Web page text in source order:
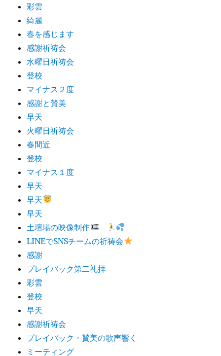
彩雲
綺麗
春を感じます
感謝祈祷会
水曜日祈祷会
登校
マイナス２度
感謝と賛美
早天
火曜日祈祷会
春間近
登校
マイナス１度
早天
早天
早天
土壇場の映像制作
LINEでSNSチームの祈祷会
感謝
プレイバック第二礼拝
彩雲
登校
早天
感謝祈祷会
プレイバック・賛美の歌声響く
ミーティング